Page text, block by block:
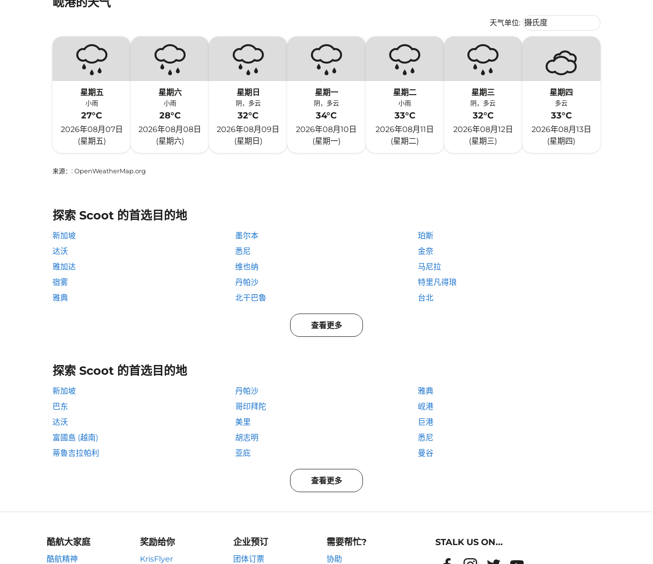
天气单位: Weather unit option 摄氏度
摄氏度
keyboard_arrow_down
星期五
小雨
27°C
2026年08月07日
(星期五)
星期六
小雨
28°C
2026年08月08日
(星期六)
星期日
阴，多云
32°C
2026年08月09日
(星期日)
星期一
阴，多云
34°C
2026年08月10日
(星期一)
星期二
小雨
33°C
2026年08月11日
(星期二)
星期三
阴，多云
32°C
2026年08月12日
(星期三)
星期四
多云
33°C
2026年08月13日
(星期四)
来源： : OpenWeatherMap.org
探索 Scoot 的首选目的地
新加坡 墨尔本
珀斯
达沃
悉尼
金奈
雅加达
维也纳
马尼拉
宿雾
丹帕沙
特里凡得琅
雅典
北干巴魯 台北
查看更多
探索 Scoot 的首选目的地
新加坡 丹帕沙
雅典
巴东
哥印拜陀
岘港
达沃
美里
巨港
富國島 (越南)
胡志明
悉尼
蒂魯吉拉帕利
亚庇 曼谷
查看更多
酷航大家庭
酷航精神
奖励给你
KrisFlyer
企业预订
团体订票
需要帮忙?
协助
STALK US ON...